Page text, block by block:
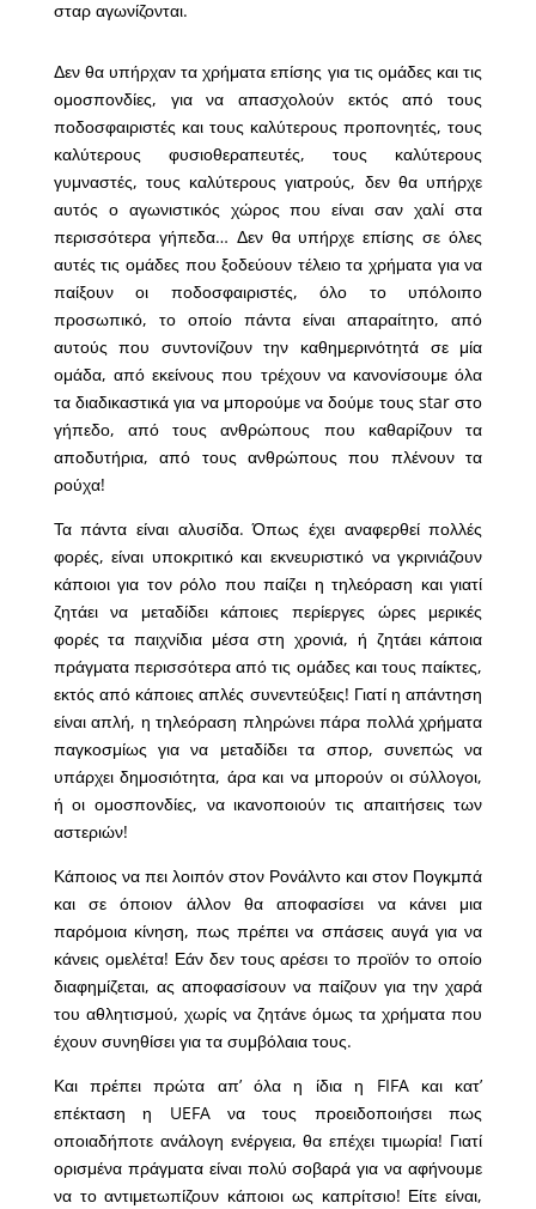
σταρ αγωνίζονται.
Δεν θα υπήρχαν τα χρήματα επίσης για τις ομάδες και τις
ομοσπονδίες, για να απασχολούν εκτός από τους
ποδοσφαιριστές και τους καλύτερους προπονητές, τους
καλύτερους φυσιοθεραπευτές, τους καλύτερους
γυμναστές, τους καλύτερους γιατρούς, δεν θα υπήρχε
αυτός ο αγωνιστικός χώρος που είναι σαν χαλί στα
περισσότερα γήπεδα… Δεν θα υπήρχε επίσης σε όλες
αυτές τις ομάδες που ξοδεύουν τέλειο τα χρήματα για να
παίξουν οι ποδοσφαιριστές, όλο το υπόλοιπο
προσωπικό, το οποίο πάντα είναι απαραίτητο, από
αυτούς που συντονίζουν την καθημερινότητά σε μία
ομάδα, από εκείνους που τρέχουν να κανονίσουμε όλα
τα διαδικαστικά για να μπορούμε να δούμε τους star στο
γήπεδο, από τους ανθρώπους που καθαρίζουν τα
αποδυτήρια, από τους ανθρώπους που πλένουν τα
ρούχα!
Τα πάντα είναι αλυσίδα. Όπως έχει αναφερθεί πολλές
φορές, είναι υποκριτικό και εκνευριστικό να γκρινιάζουν
κάποιοι για τον ρόλο που παίζει η τηλεόραση και γιατί
ζητάει να μεταδίδει κάποιες περίεργες ώρες μερικές
φορές τα παιχνίδια μέσα στη χρονιά, ή ζητάει κάποια
πράγματα περισσότερα από τις ομάδες και τους παίκτες,
εκτός από κάποιες απλές συνεντεύξεις! Γιατί η απάντηση
είναι απλή, η τηλεόραση πληρώνει πάρα πολλά χρήματα
παγκοσμίως για να μεταδίδει τα σπορ, συνεπώς να
υπάρχει δημοσιότητα, άρα και να μπορούν οι σύλλογοι,
ή οι ομοσπονδίες, να ικανοποιούν τις απαιτήσεις των
αστεριών!
Κάποιος να πει λοιπόν στον Ρονάλντο και στον Πογκμπά
και σε όποιον άλλον θα αποφασίσει να κάνει μια
παρόμοια κίνηση, πως πρέπει να σπάσεις αυγά για να
κάνεις ομελέτα! Εάν δεν τους αρέσει το προϊόν το οποίο
διαφημίζεται, ας αποφασίσουν να παίζουν για την χαρά
του αθλητισμού, χωρίς να ζητάνε όμως τα χρήματα που
έχουν συνηθίσει για τα συμβόλαια τους.
Και πρέπει πρώτα απ’ όλα η ίδια η FIFA και κατ’
επέκταση η UEFA να τους προειδοποιήσει πως
οποιαδήποτε ανάλογη ενέργεια, θα επέχει τιμωρία! Γιατί
ορισμένα πράγματα είναι πολύ σοβαρά για να αφήνουμε
να το αντιμετωπίζουν κάποιοι ως καπρίτσιο! Είτε είναι,